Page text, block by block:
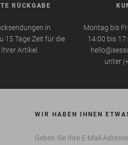
RÜCKGABE
in
15 Tage Zeit für die
Artikel.
Montag bis
14:00 bis
unter
WIR HABEN IHNEN